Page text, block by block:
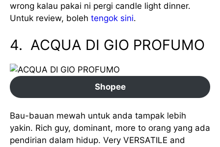
wrong kalau pakai ni pergi candle light dinner.
Untuk review, boleh tengok sini.
4. ACQUA DI GIO PROFUMO
Shopee
Bau-bauan mewah untuk anda tampak lebih
yakin. Rich guy, dominant, more to orang yang ada
pendirian dalam hidup. Very VERSATILE and